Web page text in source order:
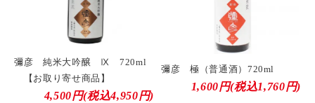
彌彦 純米大吟醸 Ⅸ 720ml
【お取り寄せ商品】
4,500円(税込4,950円)
彌彦 極（普通酒）720ml
1,600円(税込1,760円)